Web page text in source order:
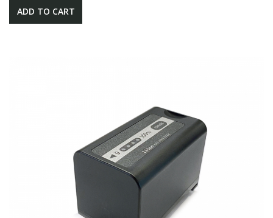
ADD TO CART